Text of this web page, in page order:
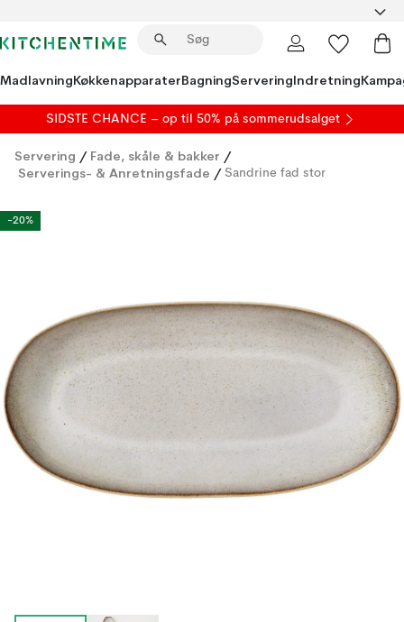
MadlavningKøkkenapparaterBagningServeringIndretning
SIDSTE CHANCE – op til 50% på sommerudsalget
Servering / Fade, skåle & bakker /
Serverings- & Anretningsfade / Sandrine fad stor
-20%